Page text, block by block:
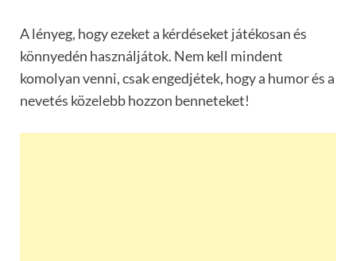
A lényeg, hogy ezeket a kérdéseket játékosan és
könnyedén használjátok. Nem kell mindent
komolyan venni, csak engedjétek, hogy a humor és a
nevetés közelebb hozzon benneteket!